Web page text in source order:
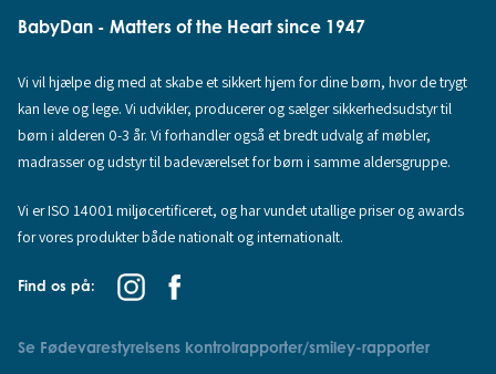
BabyDan - Matters of the Heart since 1947
Vi vil hjælpe dig med at skabe et sikkert hjem for dine børn, hvor de trygt
kan leve og lege. Vi udvikler, producerer og sælger sikkerhedsudstyr til
børn i alderen 0-3 år. Vi forhandler også et bredt udvalg af møbler,
madrasser og udstyr til badeværelset for børn i samme aldersgruppe.
Vi er ISO 14001 miljøcertificeret, og har vundet utallige priser og awards
for vores produkter både nationalt og internationalt.
Find os på:
Se Fødevarestyrelsens kontrolrapporter/smiley-rapporter